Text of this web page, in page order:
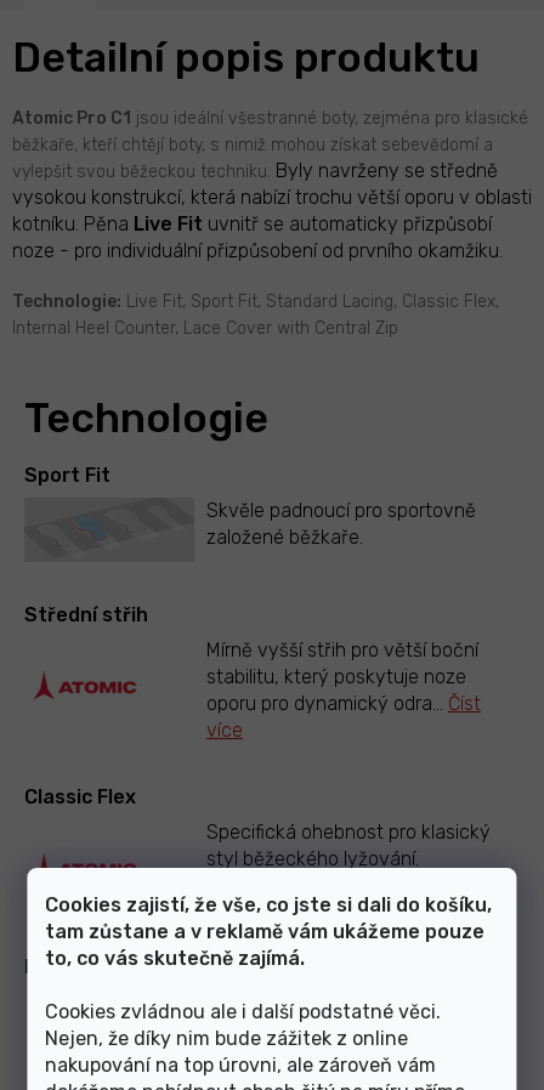
Cookies zajistí, že vše, co jste si dali do košíku,
tam zůstane a v reklamě vám ukážeme pouze
to, co vás skutečně zajímá.
Cookies zvládnou ale i další podstatné věci.
Nejen, že díky nim bude zážitek z online
nakupování na top úrovni, ale zároveň vám
Detailní popis produktu
Atomic Pro C1 jsou ideální všestranné boty, zejména pro klasické
běžkaře, kteří chtějí boty, s nimiž mohou získat sebevědomí a
vylepšit svou běžeckou techniku. Byly navrženy se středně
vysokou konstrukcí, která nabízí trochu větší oporu v oblasti
kotníku. Pěna Live Fit uvnitř se automaticky přizpůsobí
noze - pro individuální přizpůsobení od prvního okamžiku.
Technologie: Live Fit, Sport Fit, Standard Lacing, Classic Flex,
Internal Heel Counter, Lace Cover with Central Zip
Technologie
Sport Fit
Skvěle padnoucí pro sportovně
založené běžkaře.
Střední střih
Mírně vyšší střih pro větší boční
stabilitu, který poskytuje noze
oporu pro dynamický odra... Číst
více
Classic Flex
Specifická ohebnost pro klasický
styl běžeckého lyžování.
Prolink
Naše boty jsou kompatibilní se
všemi systémy vázání se 2 raily,
jako jsou vázání Prolink,... Číst více